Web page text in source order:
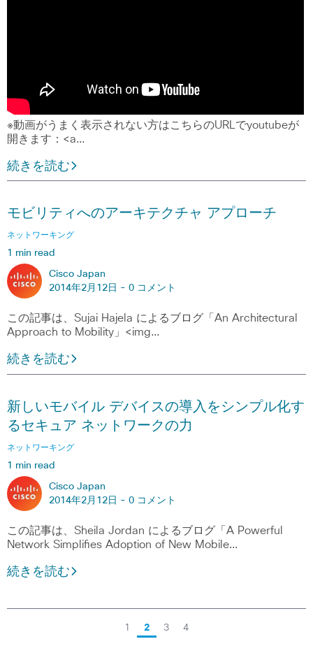
※動画がうまく表示されない方はこちらのURLでyoutubeが
開きます：<a…
続きを読む
モビリティへのアーキテクチャ アプローチ
ネットワーキング
1 min read
Cisco Japan
2014年2月12日 - 0 コメント
この記事は、Sujai Hajela によるブログ「An Architectural
Approach to Mobility」<img…
続きを読む
新しいモバイル デバイスの導入をシンプル化す
るセキュア ネットワークの力
ネットワーキング
1 min read
Cisco Japan
2014年2月12日 - 0 コメント
この記事は、Sheila Jordan によるブログ「A Powerful
Network Simplifies Adoption of New Mobile…
続きを読む
1 2 3 4